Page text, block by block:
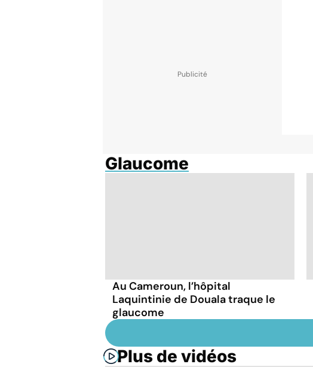
Glaucome
Au Cameroun, l’hôpital
Laquintinie de Douala traque le
glaucome
Plus de vidéos